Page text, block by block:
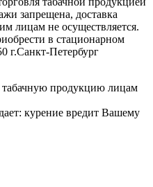
запрещена, доставка
лицам не осуществляется.
в стационарном
г.Санкт-Петербург
табачную продукцию лицам
курение вредит Вашему